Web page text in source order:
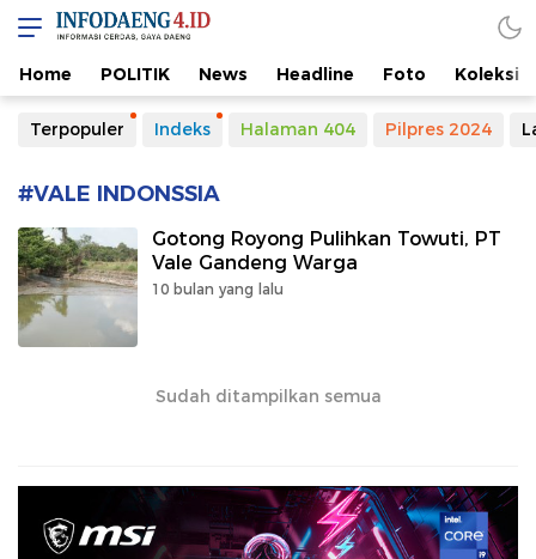
Home POLITIK News Headline Foto Koleksi
Terpopuler Indeks Halaman 404 Pilpres 2024
#VALE INDONSSIA
Gotong Royong Pulihkan Towuti, PT
Vale Gandeng Warga
10 bulan yang lalu
Sudah ditampilkan semua